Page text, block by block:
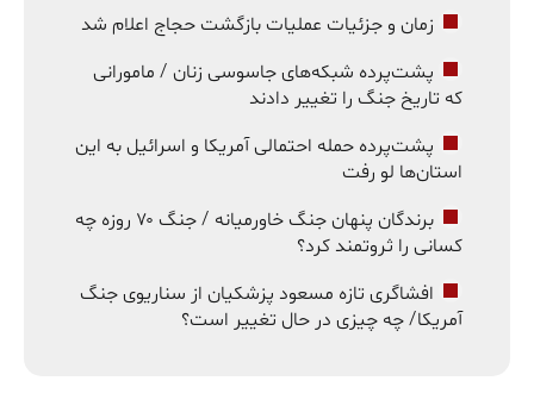
زمان و جزئیات عملیات بازگشت حجاج اعلام شد
پشت‌پرده شبکه‌های جاسوسی زنان / مامورانی
که تاریخ جنگ را تغییر دادند
پشت‌پرده حمله احتمالی آمریکا و اسرائیل به این
استان‌ها لو رفت
برندگان پنهان جنگ خاورمیانه / جنگ ۷۰ روزه چه
کسانی را ثروتمند کرد؟
افشاگری تازه مسعود پزشکیان از سناریوی جنگ
آمریکا/ چه چیزی در حال تغییر است؟